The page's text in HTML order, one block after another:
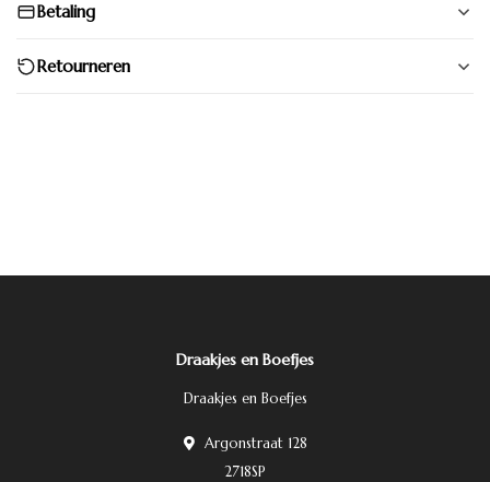
Betaling
Retourneren
Draakjes en Boefjes
Draakjes en Boefjes
Argonstraat 128
2718SP